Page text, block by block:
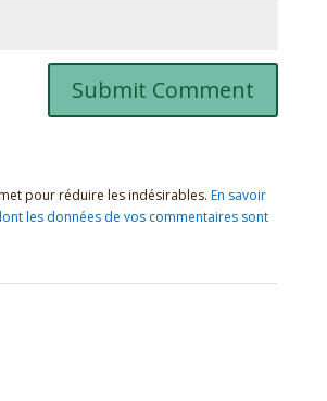
pour réduire les indésirables. En savoir
les données de vos commentaires sont